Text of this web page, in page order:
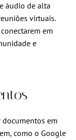
áudio de alta
virtuais.
em
e
documentos em
como o Google